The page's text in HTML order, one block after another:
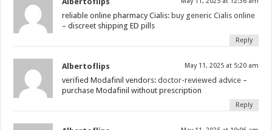
reliable online pharmacy Cialis: buy generic Cialis online
– discreet shipping ED pills
Reply
Albertoflips May 11, 2025 at 5:20 am
verified Modafinil vendors:doctor-reviewed advice –
purchase Modafinil without prescription
Reply